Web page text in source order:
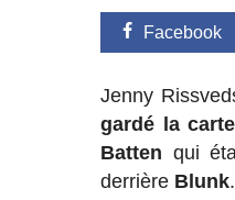
Facebook
Jenny
gardé la
Batten qui
derrière Blunk.